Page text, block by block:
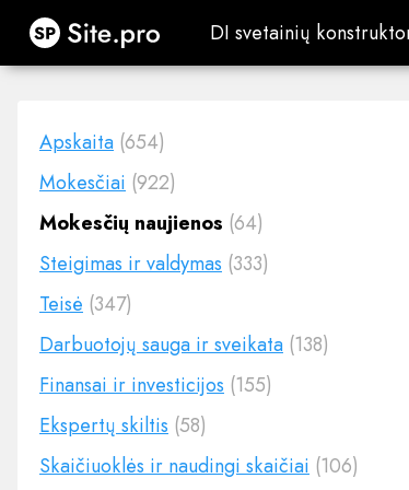
Site.pro DI svetainių
DI svetainių
Apskaita (654)
Mokesčiai (922)
Mokesčių naujienos (64)
Steigimas ir valdymas (333)
Teisė (347)
Darbuotojų sauga ir sveikata (138)
Finansai ir investicijos (155)
Ekspertų skiltis (58)
Skaičiuoklės ir naudingi skaičiai (106)